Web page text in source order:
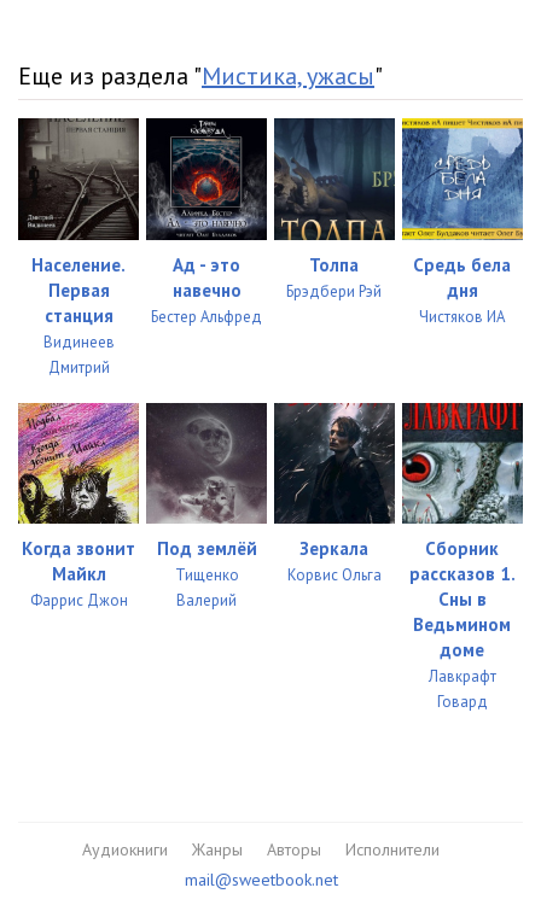
Еще из раздела "Мистика, ужасы"
Население.
Первая
станция
Видинеев
Дмитрий
Ад - это
навечно
Бестер Альфред
Толпа
Брэдбери Рэй
Средь бела
дня
Чистяков ИА
Когда звонит
Майкл
Фаррис Джон
Под землёй
Тищенко
Валерий
Зеркала
Корвис Ольга
Сборник
рассказов 1.
Сны в
Ведьмином
доме
Лавкрафт
Говард
Аудиокниги Жанры Авторы
Исполнители
mail@sweetbook.net